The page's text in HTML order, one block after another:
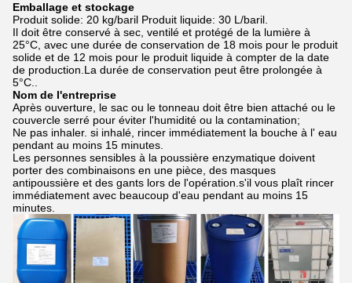
Emballage et stockage
Produit solide: 20 kg/baril Produit liquide: 30 L/baril.
Il doit être conservé à sec, ventilé et protégé de la lumière à
25°C, avec une durée de conservation de 18 mois pour le produit
solide et de 12 mois pour le produit liquide à compter de la date
de production.La durée de conservation peut être prolongée à
5°C..
Nom de l'entreprise
Après ouverture, le sac ou le tonneau doit être bien attaché ou le
couvercle serré pour éviter l'humidité ou la contamination;
Ne pas inhaler. si inhalé, rincer immédiatement la bouche à l' eau
pendant au moins 15 minutes.
Les personnes sensibles à la poussière enzymatique doivent
porter des combinaisons en une pièce, des masques
antipoussière et des gants lors de l'opération.s'il vous plaît rincer
immédiatement avec beaucoup d'eau pendant au moins 15
minutes.